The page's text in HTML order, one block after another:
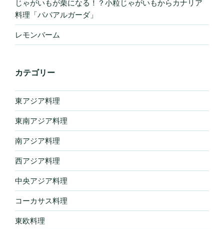
じゃがいもが栗になる！？小粒じゃがいもからカナリア
料理「パパアルガーダ」
レモンバーム
カテゴリー
東アジア料理
東南アジア料理
南アジア料理
西アジア料理
中央アジア料理
コーカサス料理
東欧料理